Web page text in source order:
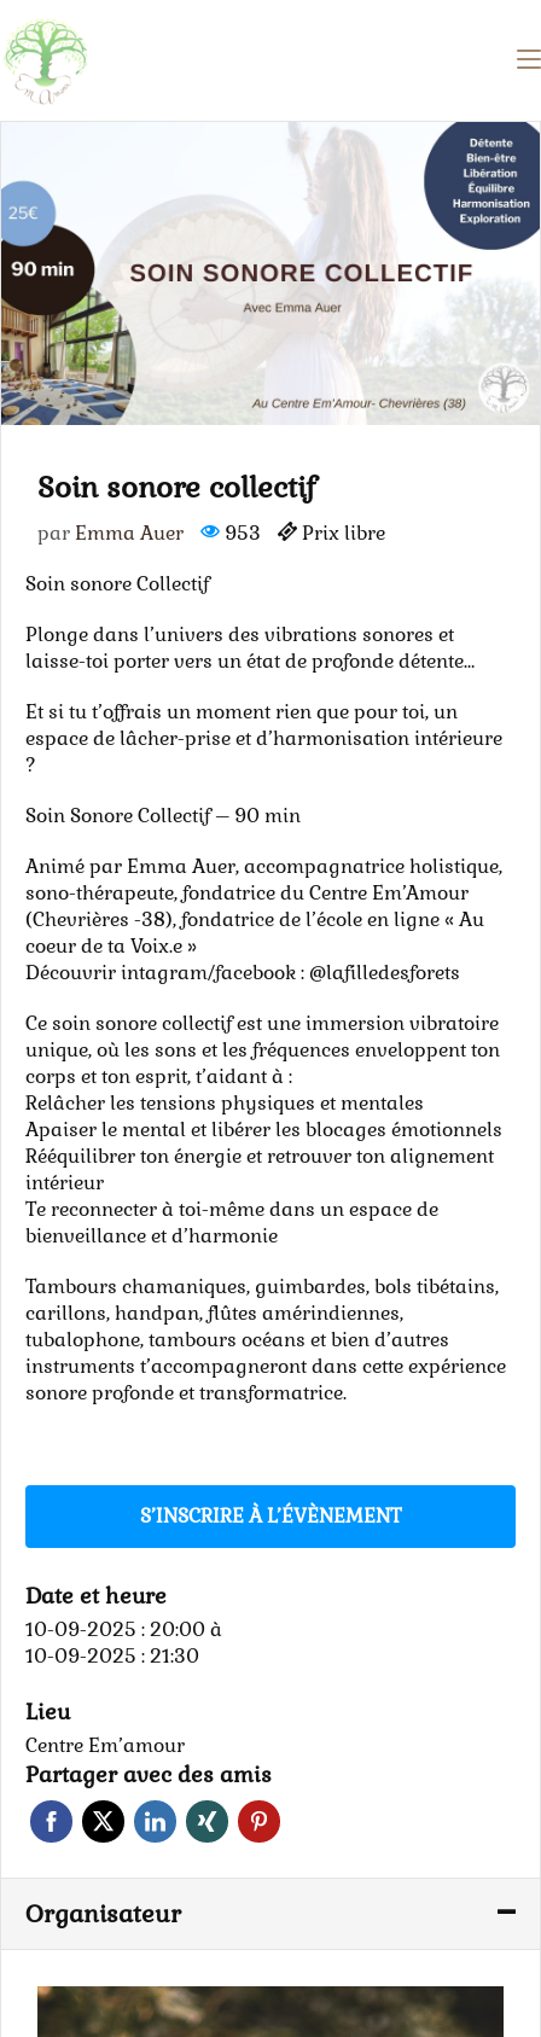
Soin sonore collectif
par Emma Auer 953
Prix libre
Soin sonore Collectif
Plonge dans l’univers des vibrations sonores et
laisse-toi porter vers un état de profonde détente…
Et si tu t’offrais un moment rien que pour toi, un
espace de lâcher-prise et d’harmonisation intérieure
?
Soin Sonore Collectif – 90 min
Animé par Emma Auer, accompagnatrice holistique,
sono-thérapeute, fondatrice du Centre Em’Amour
(Chevrières -38), fondatrice de l’école en ligne « Au
coeur de ta Voix.e »
Découvrir intagram/facebook : @lafilledesforets
Ce soin sonore collectif est une immersion vibratoire
unique, où les sons et les fréquences enveloppent ton
corps et ton esprit, t’aidant à :
Relâcher les tensions physiques et mentales
Apaiser le mental et libérer les blocages émotionnels
Rééquilibrer ton énergie et retrouver ton alignement
intérieur
Te reconnecter à toi-même dans un espace de
bienveillance et d’harmonie
Tambours chamaniques, guimbardes, bols tibétains,
carillons, handpan, flûtes amérindiennes,
tubalophone, tambours océans et bien d’autres
instruments t’accompagneront dans cette expérience
sonore profonde et transformatrice.
S’INSCRIRE À L’ÉVÈNEMENT
Date et heure
10-09-2025 : 20:00à
10-09-2025 : 21:30
Lieu
Centre Em’amour
Partager avec des amis
Organisateur